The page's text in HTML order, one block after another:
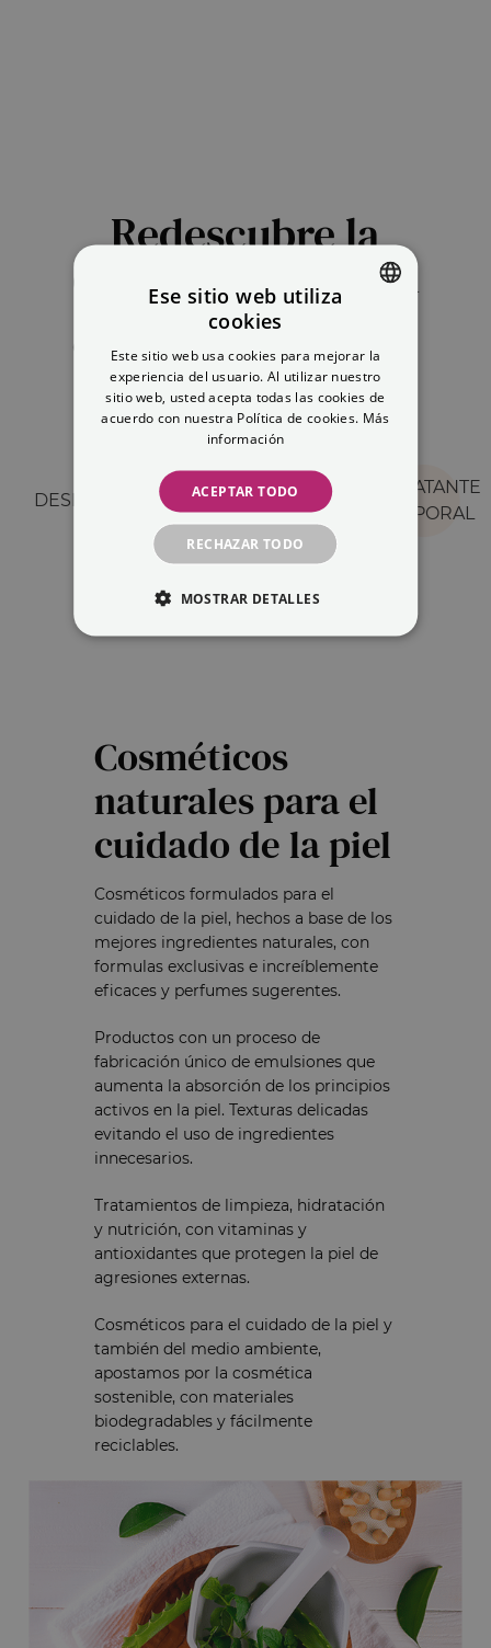
Redescubre la
cosmética natural
CONTORNO
DE OJOS
SÉRUM
FACIAL
DESMAQUILLANTES
HIDRATANTE
CORPORAL
Cosméticos
naturales para el
cuidado de la piel
Cosméticos formulados para el
cuidado de la piel, hechos a base de los
mejores ingredientes naturales, con
formulas exclusivas e increíblemente
eficaces y perfumes sugerentes.
Productos con un proceso de
fabricación único de emulsiones que
aumenta la absorción de los principios
activos en la piel. Texturas delicadas
evitando el uso de ingredientes
innecesarios.
Tratamientos de limpieza, hidratación
y nutrición, con vitaminas y
antioxidantes que protegen la piel de
agresiones externas.
Cosméticos para el cuidado de la piel y
también del medio ambiente,
apostamos por la cosmética
sostenible, con materiales
biodegradables y fácilmente
reciclables.
ENGLISH
Ese sitio web utiliza
cookies
Este sitio web usa cookies para mejorar la
experiencia del usuario. Al utilizar nuestro
sitio web, usted acepta todas las cookies de
acuerdo con nuestra Política de cookies. Más
información
ACEPTAR TODO
RECHAZAR TODO
MOSTRAR DETALLES